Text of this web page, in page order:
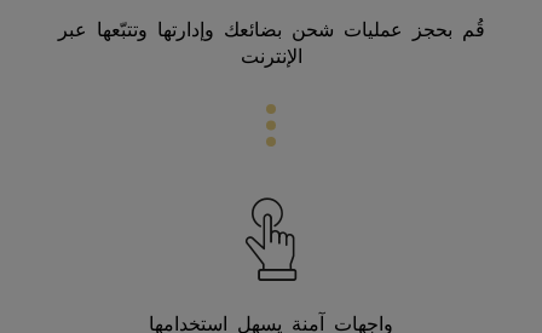
قُم بحجز عمليات شحن بضائعك وإدارتها وتتبّعها عبر
الإنترنت
واجهات آمنة يسهل استخدامها